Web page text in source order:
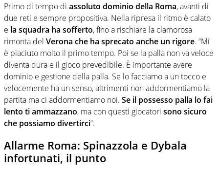
Primo di tempo di assoluto dominio della Roma, avanti di
due reti e sempre propositiva. Nella ripresa il ritmo è calato
e la squadra ha sofferto, fino a rischiare la clamorosa
rimonta del Verona che ha sprecato anche un rigore. “Mi
è piaciuto molto il primo tempo. Poi se la palla non va veloce
diventa dura e il gioco prevedibile. È importante avere
dominio e gestione della palla. Se lo facciamo a un tocco e
velocemente ha un senso, altrimenti non addormentiamo la
partita ma ci addormentiamo noi. Se il possesso palla lo fai
lento ti ammazzano, ma con questi giocatori sono sicuro
che possiamo divertirci“.
Allarme Roma: Spinazzola e Dybala
infortunati, il punto